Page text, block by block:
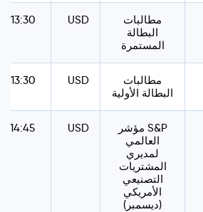
13:30 USD
مطالبات
البطالة
المستمرة
13:30 USD
مطالبات
البطالة الأولية
14:45 USD
مؤشر S&P
العالمي
لمديري
المشتريات
التصنيعي
الأمريكي
(ديسمبر)